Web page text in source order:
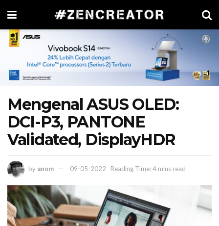
Mengenal ASUS OLED:
DCI-P3, PANTONE
Validated, DisplayHDR
by anom 09-05-2022 Reading Time: 4 mins read